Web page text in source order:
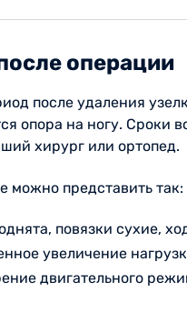
операции
после удаления
опора на ногу. Сроки
хирург или ортопед.
можно представить так:
повязки сухие,
увеличение
двигательного